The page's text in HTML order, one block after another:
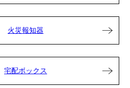
火災報知器
宅配ボックス